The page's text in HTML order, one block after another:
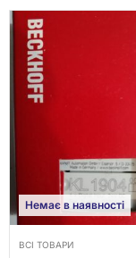
Немає в наявності
ВСІ ТОВАРИ